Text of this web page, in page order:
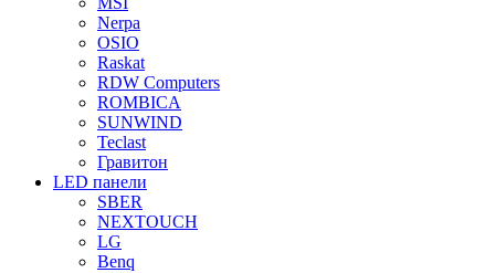
Nerpa
OSIO
Raskat
RDW Computers
ROMBICA
SUNWIND
Teclast
Гравитон
LED панели
SBER
NEXTOUCH
LG
Benq